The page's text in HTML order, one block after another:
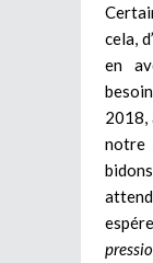
cela,
en
2018,
notre